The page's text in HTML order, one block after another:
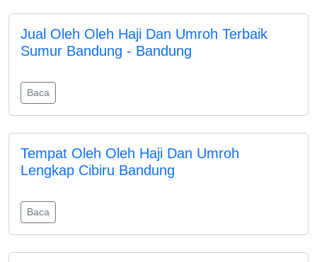
Jual Oleh Oleh Haji Dan Umroh Terbaik
Sumur Bandung - Bandung
Baca
Tempat Oleh Oleh Haji Dan Umroh
Lengkap Cibiru Bandung
Baca